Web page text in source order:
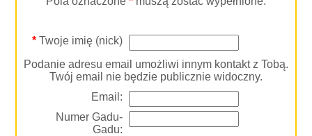
*Twoje imię (nick)
Podanie adresu email umożliwi innym kontakt z Tobą.
Twój email nie będzie publicznie widoczny.
Email:
Numer Gadu-
Gadu: